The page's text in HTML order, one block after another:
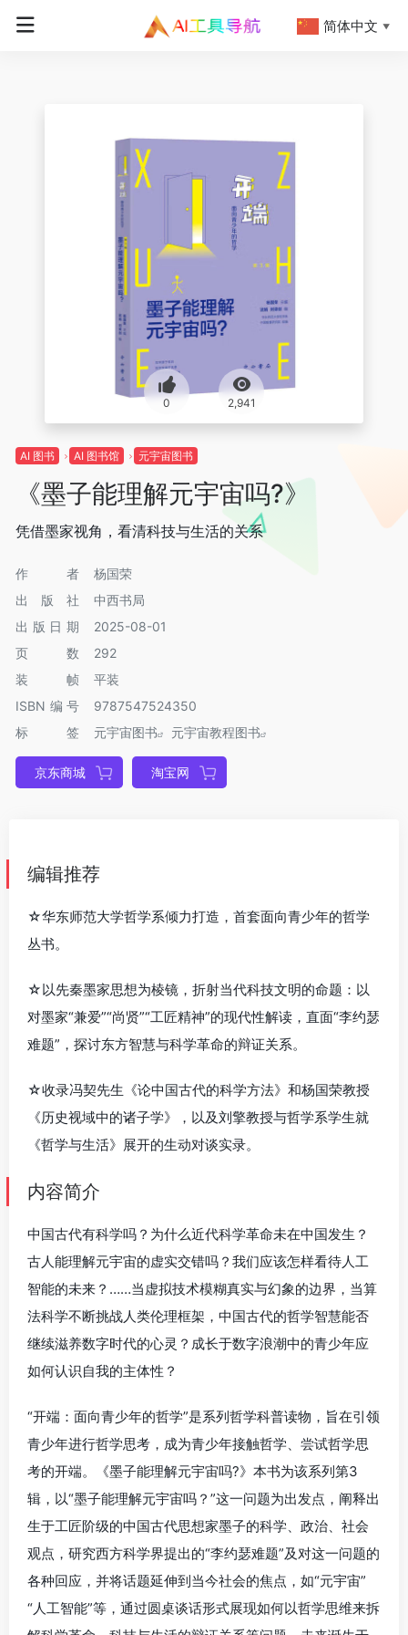
0 2,941
AI 图书 AI 图书馆 元宇宙图书
《墨子能理解元宇宙吗?》
凭借墨家视角，看清科技与生活的关系
作者
杨国荣
出版社
中西书局
出版日期
2025-08-01
页数
292
装帧
平装
ISBN编号
9787547524350
标签
元宇宙图书 元宇宙教程图书
京东商城 淘宝网
编辑推荐
☆华东师范大学哲学系倾力打造，首套面向青少年的哲学
丛书。
☆以先秦墨家思想为棱镜，折射当代科技文明的命题：以
对墨家“兼爱”“尚贤”“工匠精神”的现代性解读，直面“李约瑟
难题”，探讨东方智慧与科学革命的辩证关系。
☆收录冯契先生《论中国古代的科学方法》和杨国荣教授
《历史视域中的诸子学》，以及刘擎教授与哲学系学生就
《哲学与生活》展开的生动对谈实录。
内容简介
中国古代有科学吗？为什么近代科学革命未在中国发生？
古人能理解元宇宙的虚实交错吗？我们应该怎样看待人工
智能的未来？……当虚拟技术模糊真实与幻象的边界，当算
法科学不断挑战人类伦理框架，中国古代的哲学智慧能否
继续滋养数字时代的心灵？成长于数字浪潮中的青少年应
如何认识自我的主体性？
“开端：面向青少年的哲学”是系列哲学科普读物，旨在引领
青少年进行哲学思考，成为青少年接触哲学、尝试哲学思
考的开端。《墨子能理解元宇宙吗?》本书为该系列第3
辑，以“墨子能理解元宇宙吗？”这一问题为出发点，阐释出
生于工匠阶级的中国古代思想家墨子的科学、政治、社会
观点，研究西方科学界提出的“李约瑟难题”及对这一问题的
各种回应，并将话题延伸到当今社会的焦点，如“元宇宙”
“人工智能”等，通过圆桌谈话形式展现如何以哲学思维来拆
简体中文 ▼